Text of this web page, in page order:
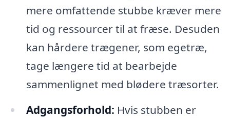
mere omfattende stubbe kræver mere
tid og ressourcer til at fræse. Desuden
kan hårdere trægener, som egetræ,
tage længere tid at bearbejde
sammenlignet med blødere træsorter.
Adgangsforhold: Hvis stubben er